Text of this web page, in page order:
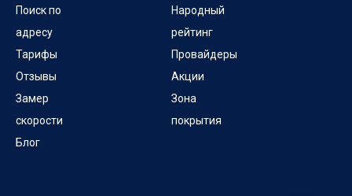
Поиск по
адресу
Тарифы
Отзывы
Замер
скорости
Блог
Народный
рейтинг
Провайдеры
Акции
Зона
покрытия